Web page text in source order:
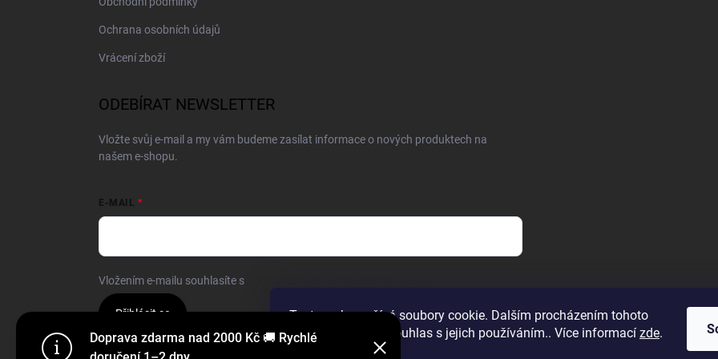
Tento web používá soubory cookie. Dalším procházením tohoto
webu vyjadřujete souhlas s jejich používáním.. Více informací zde.
Doprava zdarma nad 2000 Kč 🚚 Rychlé
Ochrana osobních údajů
Vrácení zboží
ODEBÍRAT NEWSLETTER
Vložte svůj e-mail a my vám budeme zasílat informace o nových produktech na
našem e-shopu.
E-MAIL
Vložením e-mailu souhlasíte s
Přihlásit se